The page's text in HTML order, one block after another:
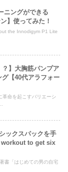
ニングができる
】使ってみた！
the Innodigym P1 Lite
？】大胸筋パンプア
【40代アラフォー
革命を起こすバリエーシ
ックスパックを手
to get six
書「はじめての男の自宅